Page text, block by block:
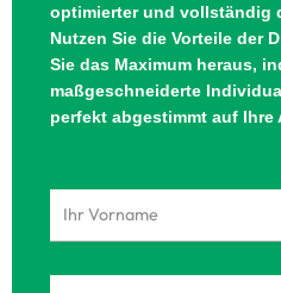
optimierter und vollständig
Nutzen Sie die Vorteile der
Sie das Maximum heraus,
maßgeschneiderte
perfekt abgestimmt auf Ihre